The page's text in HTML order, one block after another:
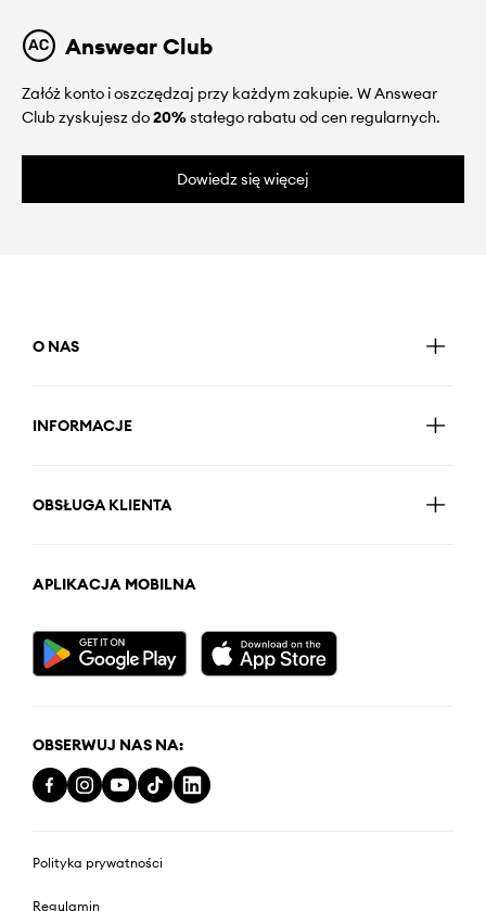
Answear Club
Załóż konto i oszczędzaj przy każdym zakupie. W Answear
Club zyskujesz do20%stałego rabatu od cen regularnych.
Dowiedz się więcej
O NAS
INFORMACJE
OBSŁUGA KLIENTA
APLIKACJA MOBILNA
OBSERWUJ NAS NA:
Polityka prywatności
Regulamin